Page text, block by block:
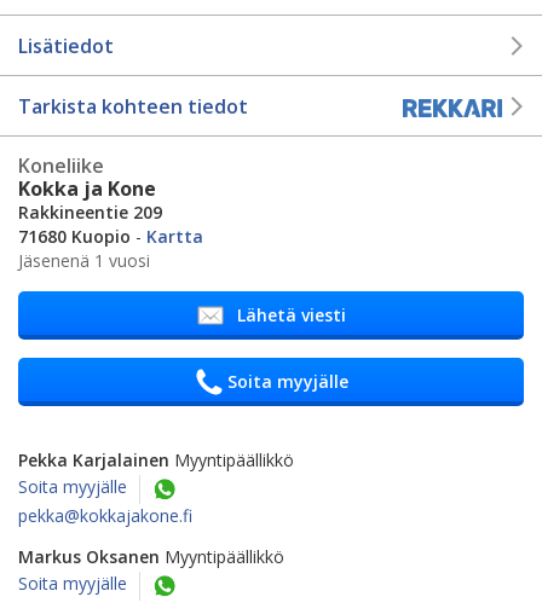
Lisätiedot
Tarkista kohteen tiedot
Koneliike
Kokka ja Kone
Rakkineentie 209
71680 Kuopio - Kartta
Jäsenenä 1 vuosi
Lähetä viesti
Soita myyjälle
Pekka Karjalainen Myyntipäällikkö
Soita myyjälle
pekka@kokkajakone.fi
Markus Oksanen Myyntipäällikkö
Soita myyjälle